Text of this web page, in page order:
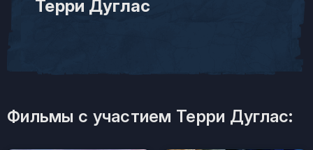
Терри Дуглас
Фильмы с участием Терри Дуглас: